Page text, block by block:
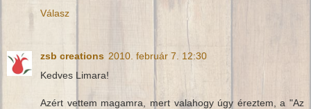
Válasz
zsb creations 2010. február 7. 12:30
Kedves Limara!
Azért vettem magamra, mert valahogy úgy éreztem, a "Az